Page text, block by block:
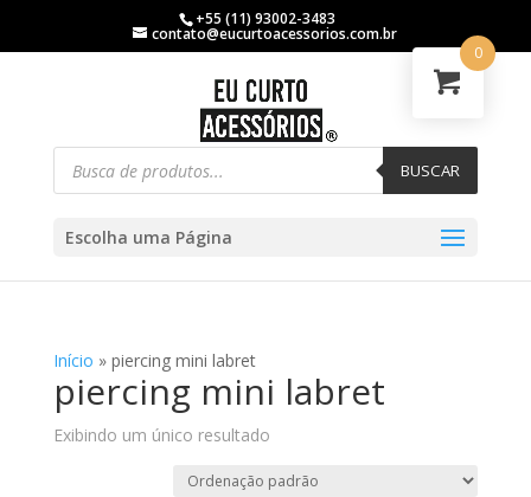
+55 (11) 93002-3483
contato@eucurtoacessorios.com.br
BUSCAR
Escolha uma Página
Início » piercing mini labret
piercing mini labret
Exibindo um único resultado
0